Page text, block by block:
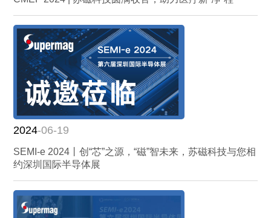
2024-06-19
SEMI-e 2024丨创“芯”之源，“磁”智未来，苏磁科技与您相
约深圳国际半导体展